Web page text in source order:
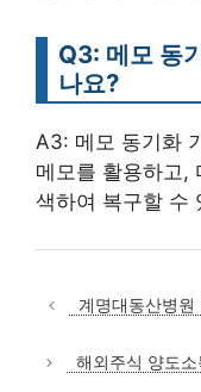
Q3: 메모 동
나요?
A3: 메모 동기화
메모를 활용하고,
색하여 복구할 수
계명대동산병
해외주식 양도